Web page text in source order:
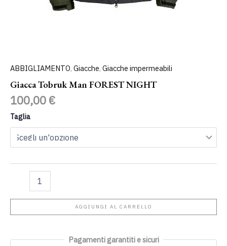
ABBIGLIAMENTO, Giacche, Giacche impermeabili
Giacca Tobruk Man FOREST NIGHT
100,00 €
Taglia
AGGIUNGI AL CARRELLO
Pagamenti garantiti e sicuri